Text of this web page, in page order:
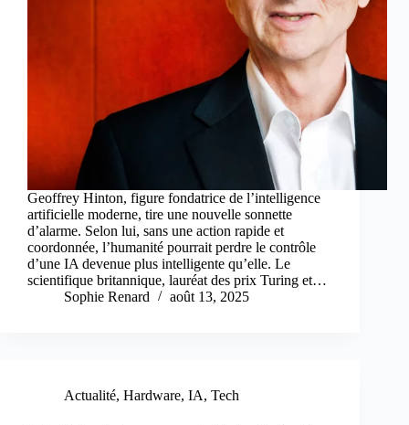
Geoffrey Hinton, figure fondatrice de l’intelligence
artificielle moderne, tire une nouvelle sonnette
d’alarme. Selon lui, sans une action rapide et
coordonnée, l’humanité pourrait perdre le contrôle
d’une IA devenue plus intelligente qu’elle. Le
scientifique britannique, lauréat des prix Turing et…
Sophie Renard
août 13, 2025
Actualité, Hardware, IA, Tech